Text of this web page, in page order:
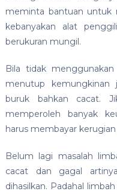
meminta bantuan untuk
kebanyakan alat
berukuran mungil.
Bila tidak
menutup
buruk bahkan cacat.
memperoleh banyak
harus membayar
Belum lagi masalah
cacat dan gagal
dihasilkan. Padahal